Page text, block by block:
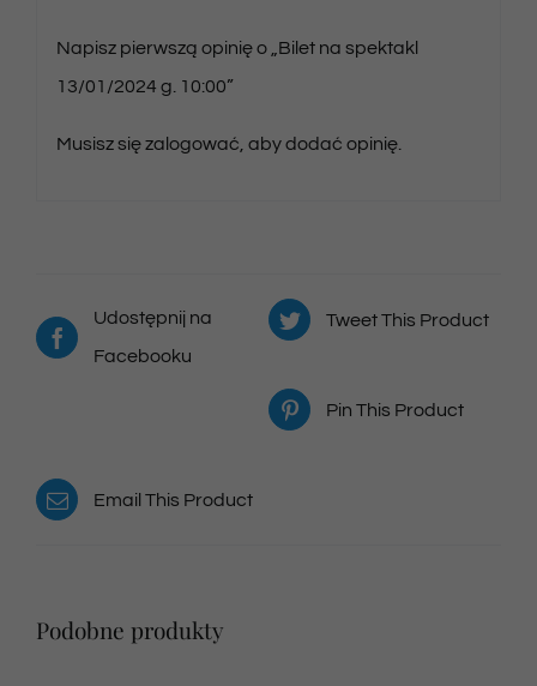
Napisz pierwszą opinię o „Bilet na spektakl
13/01/2024 g. 10:00”
Musisz sięzalogować , aby dodać opinię.
Udostępnij na
Facebooku
Tweet This Product
Pin This Product
Email This Product
Podobne produkty